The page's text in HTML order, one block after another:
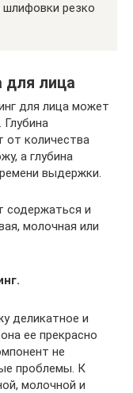
резко
для лица
для лица может
от количества
а глубина
выдержки.
содержаться и
молочная или
деликатное и
ее прекрасно
не
проблемы. К
молочной и